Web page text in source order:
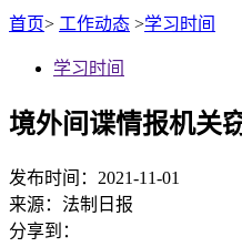
首页> 工作动态 >学习时间
学习时间
境外间谍情报机关
发布时间：2021-11-01
来源： 法制日报
分享到：